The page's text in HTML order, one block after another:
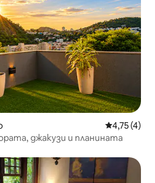
Средна
4,75 (4)
джакузи и планината